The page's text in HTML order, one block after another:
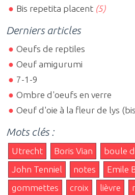
Bis repetita placent (5)
Derniers articles
Oeufs de reptiles
Oeuf amigurumi
7-1-9
Ombre d'oeufs en verre
Oeuf d'oie à la fleur de lys
Mots clés :
Utrecht Boris Vian
boule
John Tenniel
notes Emile
gommettes
croix lièvre